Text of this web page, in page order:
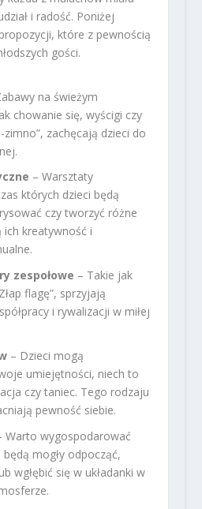
i radość. Poniżej
które z pewnością
gości.
na świeżym
chowanie się, wyścigi czy
zimno”, zachęcają dzieci do
– Warsztaty
których dzieci będą
czy tworzyć różne
kreatywność i
zespołowe – Takie jak
flagę”, sprzyjają
i rywalizacji w miłej
– Dzieci mogą
umiejętności, niech to
czy taniec. Tego rodzaju
pewność siebie.
Warto wygospodarować
będą mogły odpocząć,
wgłębić się w układanki w